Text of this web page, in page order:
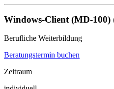
Windows-Client (MD-100)
Berufliche Weiterbildung
Beratungstermin buchen
Zeitraum